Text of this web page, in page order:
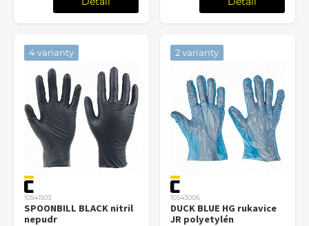
4 varianty
10541503
SPOONBILL BLACK nitril
nepudr
2 varianty
10543006
DUCK BLUE HG rukavice
JR polyetylén